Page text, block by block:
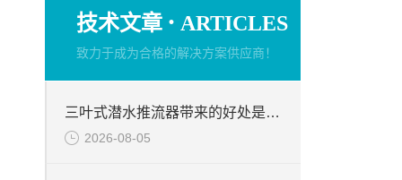
技术文章 · ARTICLES
致力于成为合格的解决方案供应商！
三叶式潜水推流器带来的好处是什么？
2026-08-05